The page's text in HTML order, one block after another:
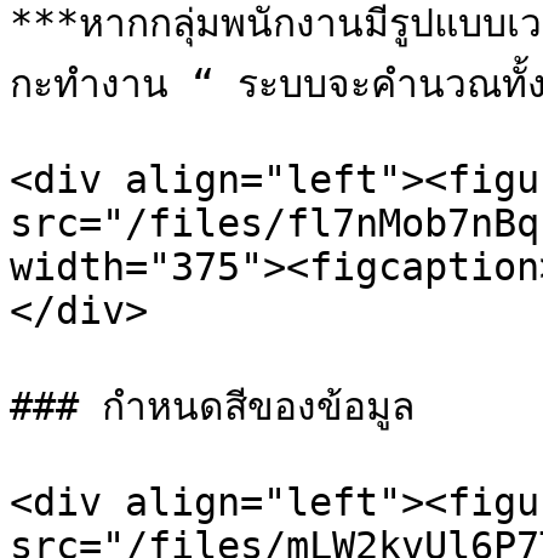
***หากกลุ่มพนักงานมีรูปแบบ
กะทำงาน “ ระบบจะคำนวณทั้
<div
src="/files/
</div>
### กำหนดสีของข้อมูล
<div
src="/files/